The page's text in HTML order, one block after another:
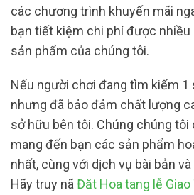
các chương trình khuyến mãi
bạn tiết kiệm chi phí được
sản phẩm của chúng tôi.
Nếu người chơi đang tìm kiếm 1
nhưng đã bảo đảm chất lượng
sở hữu bên tôi. Chúng chúng
mang đến bạn các sản phẩm
nhất, cùng với dịch vụ bài bản
Hãy truy nã Đăt Hoa tang lễ